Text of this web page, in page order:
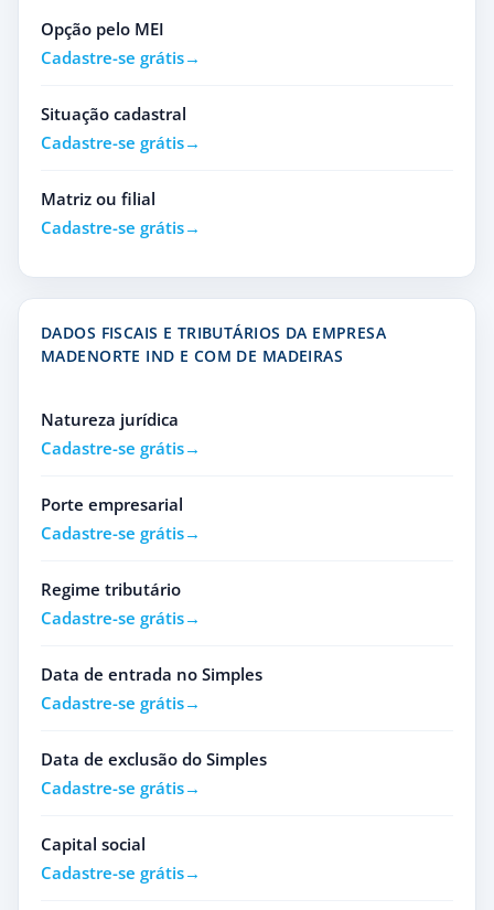
Opção pelo MEI
Cadastre-se grátis
Situação cadastral
Cadastre-se grátis
Matriz ou filial
Cadastre-se grátis
DADOS FISCAIS E TRIBUTÁRIOS DA EMPRESA
MADENORTE IND E COM DE MADEIRAS
Natureza jurídica
Cadastre-se grátis
Porte empresarial
Cadastre-se grátis
Regime tributário
Cadastre-se grátis
Data de entrada no Simples
Cadastre-se grátis
Data de exclusão do Simples
Cadastre-se grátis
Capital social
Cadastre-se grátis